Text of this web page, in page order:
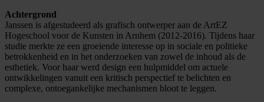
Achtergrond
Janssen is afgestudeerd als grafisch ontwerper aan de ArtEZ
Hogeschool voor de Kunsten in Arnhem (2012-2016). Tijdens haar
studie merkte ze een groeiende interesse op in sociale en politieke
betrokkenheid en in het onderzoeken van zowel de inhoud als de
esthetiek. Voor haar werd design een hulpmiddel om actuele
ontwikkelingen vanuit een kritisch perspectief te belichten en
complexe, ontoegankelijke mechanismen bloot te leggen.